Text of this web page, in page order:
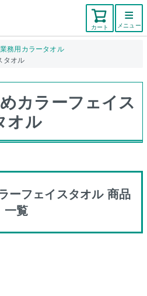
カート メニュー
務用カラータオル
タオル
カラーフェイス
オル
ーフェイスタオル 商品
一覧